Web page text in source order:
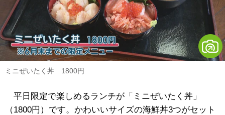
ミニぜいたく丼 1800円
平日限定で楽しめるランチが「ミニぜいたく丼」
（1800円）です。かわいいサイズの海鮮丼3つがセット